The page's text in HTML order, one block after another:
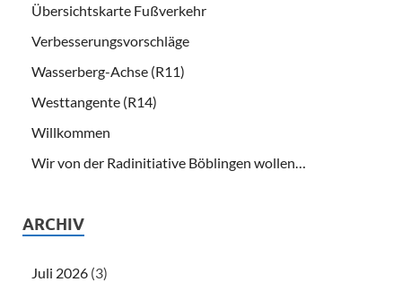
Übersichtskarte Fußverkehr
Verbesserungsvorschläge
Wasserberg-Achse (R11)
Westtangente (R14)
Willkommen
Wir von der Radinitiative Böblingen wollen…
ARCHIV
Juli 2026 (3)